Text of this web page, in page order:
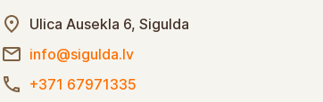
Ulica Ausekla 6, Sigulda
info@sigulda.lv
+371 67971335